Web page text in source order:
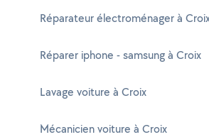
Réparateur électroménager à
Réparer iphone - samsung à Croix
Lavage voiture à Croix
Mécanicien voiture à Croix